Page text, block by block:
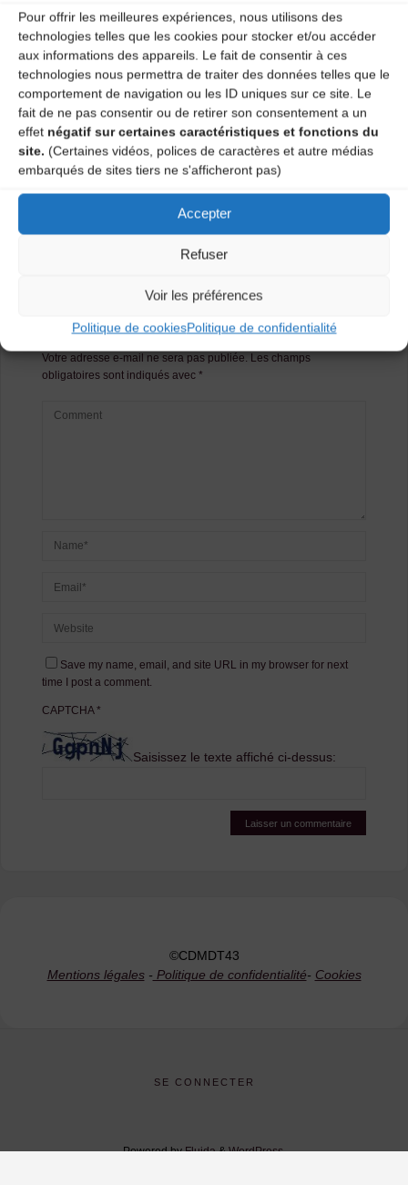
Pour offrir les meilleures expériences, nous utilisons des
technologies telles que les cookies pour stocker et/ou accéder
aux informations des appareils. Le fait de consentir à ces
technologies nous permettra de traiter des données telles que le
comportement de navigation ou les ID uniques sur ce site. Le
fait de ne pas consentir ou de retirer son consentement a un
effet négatif sur certaines caractéristiques et fonctions du
site. (Certaines vidéos, polices de caractères et autre médias
embarqués de sites tiers ne s'afficheront pas)
Accepter
Refuser
Voir les préférences
Politique de cookiesPolitique de confidentialité
Renseignements : 04 71 09 56 56.
Catégories
Agenda
Ateliers Danses Traditionnelles
Laisser un
commentaire
Votre adresse e-mail ne sera pas publiée. Les champs
obligatoires sont indiqués avec *
Save my name, email, and site URL in my browser for next
time I post a comment.
CAPTCHA*
Saisissez le texte affiché ci-dessus:
©CDMDT43
Mentions légales- Politique de confidentialité- Cookies
SE CONNECTER
Powered byFluida&WordPress.